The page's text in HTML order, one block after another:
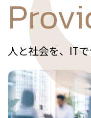
人と社会を、ITで